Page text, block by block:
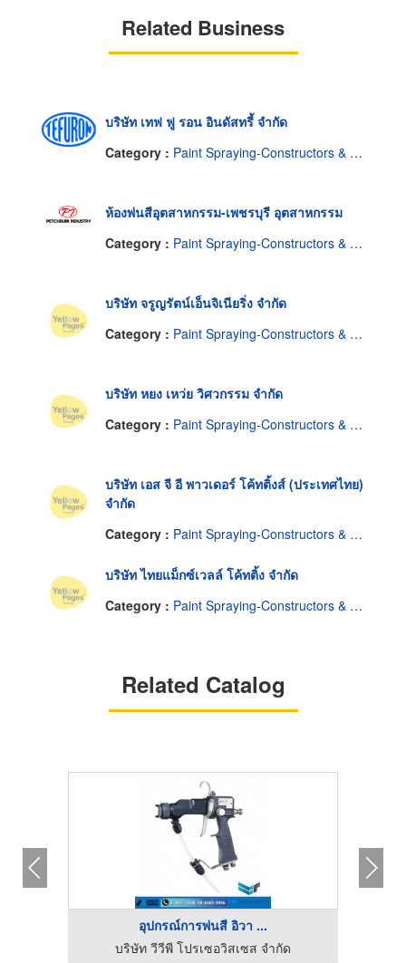
Related Business
บริษัท เทฟ ฟู รอน อินดัสทรี้ จำกัด
Category : Paint Spraying-Constructors & Designers
ห้องพ่นสีอุตสาหกรรม-เพชรบุรี อุตสาหกรรม
Category : Paint Spraying-Constructors & Designers
บริษัท จรูญรัตน์เอ็นจิเนียริ่ง จำกัด
Category : Paint Spraying-Constructors & Designers
บริษัท หยง เหว่ย วิศวกรรม จำกัด
Category : Paint Spraying-Constructors & Designers
บริษัท เอส จี อี พาวเดอร์ โค้ทติ้งส์ (ประเทศไทย)
จำกัด
Category : Paint Spraying-Constructors & Designers
บริษัท ไทยแม็กซ์เวลล์ โค้ทติ้ง จำกัด
Category : Paint Spraying-Constructors & Designers
Related Catalog
อุปกรณ์การพ่นสี อิวา ...
บริษัท วีวีพี โปรเซอวิสเซส จำกัด